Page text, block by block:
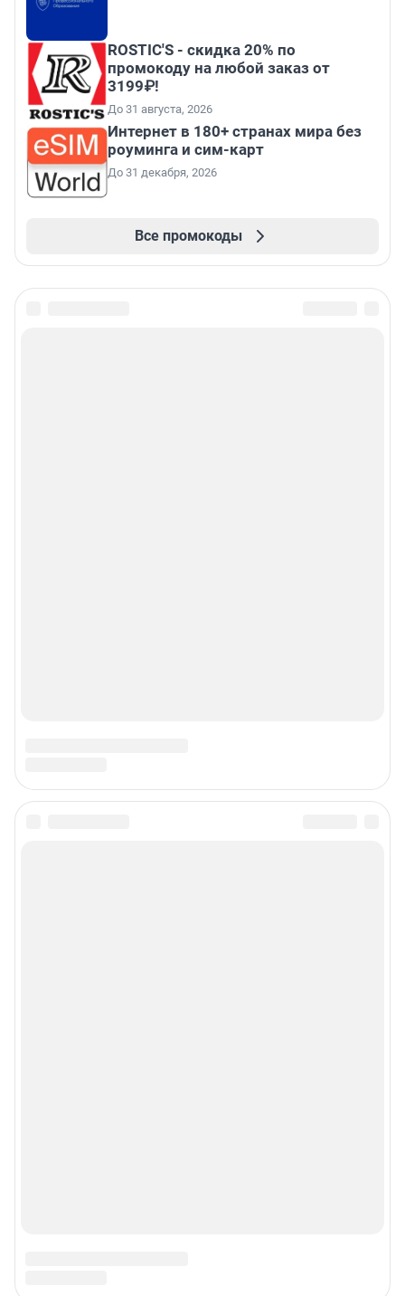
ROSTIC'S - скидка 20% по
промокоду на любой заказ от
3199₽!
До 31 августа, 2026
Интернет в 180+ странах мира без
роуминга и сим-карт
До 31 декабря, 2026
Все промокоды